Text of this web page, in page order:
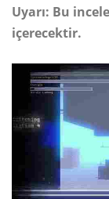
Uyarı: Bu
içerecektir.